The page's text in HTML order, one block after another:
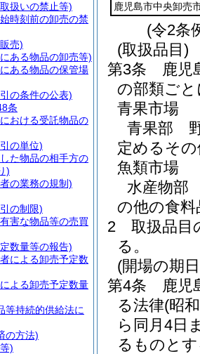
鹿児島市中央卸売
(令2条
(取扱品目)
第3条
鹿児
の部類ご
青果市場
青果部
定めるそ
魚類市場
水産物部
の他の食料
2
取扱品目
る。
(開場の期
第4条
鹿児
る法律(昭
ら同月4日
るものと
扱いの禁止等)
時刻前の卸売の禁
売)
ある物品の卸売等)
ある物品の保管場
の条件の公表)
条
おける受託物品の
の単位)
た物品の相手方の
)
の業務の規制)
の制限)
害な物品等の売買
数量等の報告)
による卸売予定数
よる卸売予定数量
等持続的供給法に
の方法)
)